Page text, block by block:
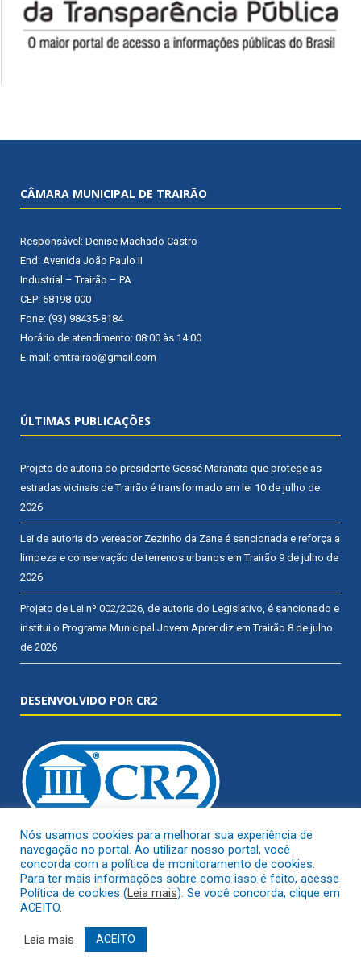
CÂMARA MUNICIPAL DE TRAIRÃO
Responsável: Denise Machado Castro
End: Avenida João Paulo II
Industrial – Trairão – PA
CEP: 68198-000
Fone: (93) 98435-8184
Horário de atendimento: 08:00 às 14:00
E-mail: cmtrairao@gmail.com
ÚLTIMAS PUBLICAÇÕES
Projeto de autoria do presidente Gessé Maranata que protege as
estradas vicinais de Trairão é transformado em lei 10 de julho de
2026
Lei de autoria do vereador Zezinho da Zane é sancionada e reforça a
limpeza e conservação de terrenos urbanos em Trairão 9 de julho de
2026
Projeto de Lei nº 002/2026, de autoria do Legislativo, é sancionado e
institui o Programa Municipal Jovem Aprendiz em Trairão 8 de julho
de 2026
DESENVOLVIDO POR CR2
Muito mais que criar siteou sistema para prefeituras ! Realizamos
umaassessoria completa, onde garantimos em contrato que todas
as exigências dasleis de transparência públicaserão atendidas.
Conheça o e oRadar da Transparência Pública
Nós usamos cookies para melhorar sua experiência de
navegação no portal. Ao utilizar nosso portal, você
concorda com a política de monitoramento de cookies.
Para ter mais informações sobre como isso é feito, acesse
Política de cookies (Leia mais). Se você concorda, clique em
ACEITO.
Leia mais ACEITO